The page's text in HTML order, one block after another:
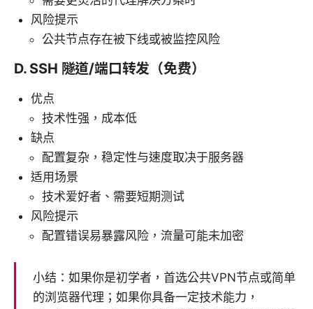
风险提示
公共节点存在被下线或被监控风险
D. SSH 隧道/端口转发（免费）
优点
技术性强，成本低
缺点
配置复杂，稳定性与速度取决于服务器
适用场景
技术爱好者、需要短期测试
风险提示
配置错误易暴露风险，流量可能未加密
小结：如果你是初学者，首选公共VPN节点或简单
的浏览器代理；如果你具备一定技术能力，